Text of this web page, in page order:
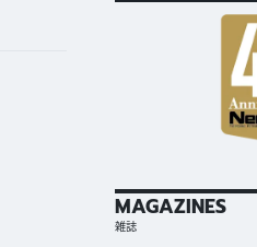
MAGAZINES
雑誌